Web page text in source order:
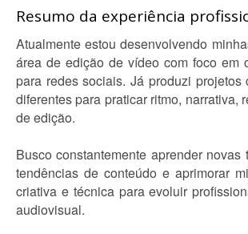
Resumo da experiência
Atualmente estou desenvolvendo
área de edição de vídeo com foco em
para redes sociais. Já produzi projetos
diferentes para praticar ritmo, narrativa,
de edição.
Busco constantemente aprender novas
tendências de conteúdo e aprimorar
criativa e técnica para evoluir
audiovisual.